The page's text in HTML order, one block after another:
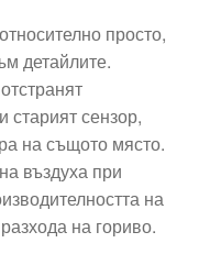
просто,
детайлите.
старият сензор,
на същото място.
въздуха при
на
на гориво.